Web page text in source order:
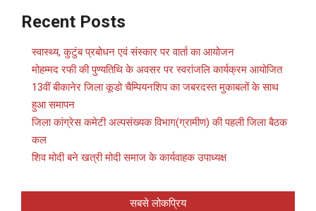
Recent Posts
स्वास्थ्य, कुटुंब प्रबोधन एवं संस्कार पर वार्ता का आयोजन
मोहम्मद रफी की पुण्यतिथि के अवसर पर स्वरांजलि कार्यक्रम आयोजित
13वीं बीकानेर जिला कूडो चैम्पियनशिप का जबरदस्त मुकाबलों के साथ
हुआ समापन
जिला कांग्रेस कमेटी अल्पसंख्यक विभाग(ग्रामीण) की पहली जिला बैठक
कल
शिव मोदी बने खत्री मोदी समाज के कार्यवाहक उपाध्यक्ष
सबसे लोकप्रिय